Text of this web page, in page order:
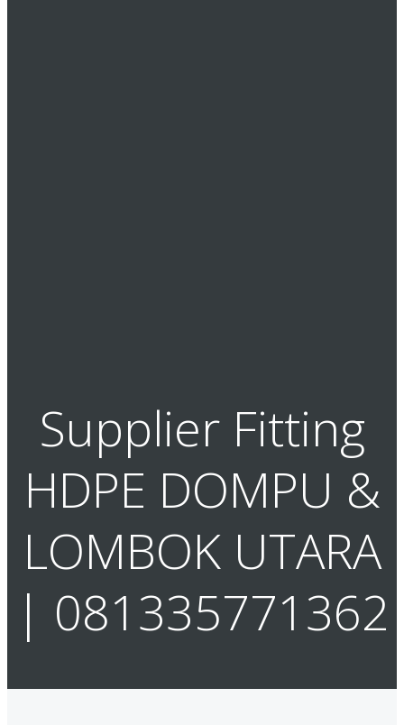
Supplier Fitting
HDPE DOMPU &
LOMBOK UTARA
| 081335771362